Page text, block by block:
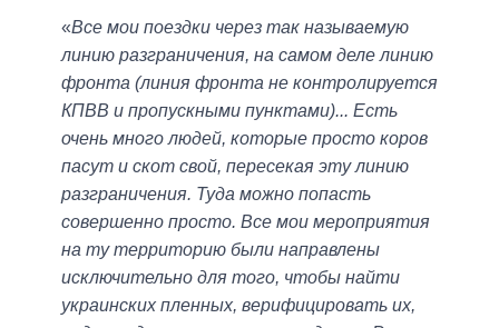
«Все мои поездки через так называемую
линию разграничения, на самом деле линию
фронта (линия фронта не контролируется
КПВВ и пропускными пунктами)... Есть
очень много людей, которые просто коров
пасут и скот свой, пересекая эту линию
разграничения. Туда можно попасть
совершенно просто. Все мои мероприятия
на ту территорию были направлены
исключительно для того, чтобы найти
украинских пленных, верифицировать их,